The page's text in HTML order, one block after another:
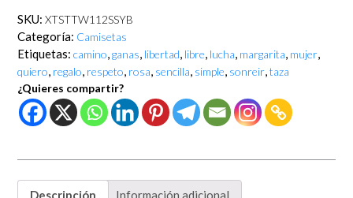
QUIERO".
Color
Blanco
+
¡Taza
de
regalo!
SKU: XTSTTW112SSYB
Categoría: Camisetas
Etiquetas: camino,ganas, libertad, libre, lucha, margarita, mujer,
quiero, regalo, respeto, rosa, sencilla, simple, sonreir,taza
¿Quieres compartir?
Descripción Información adicional